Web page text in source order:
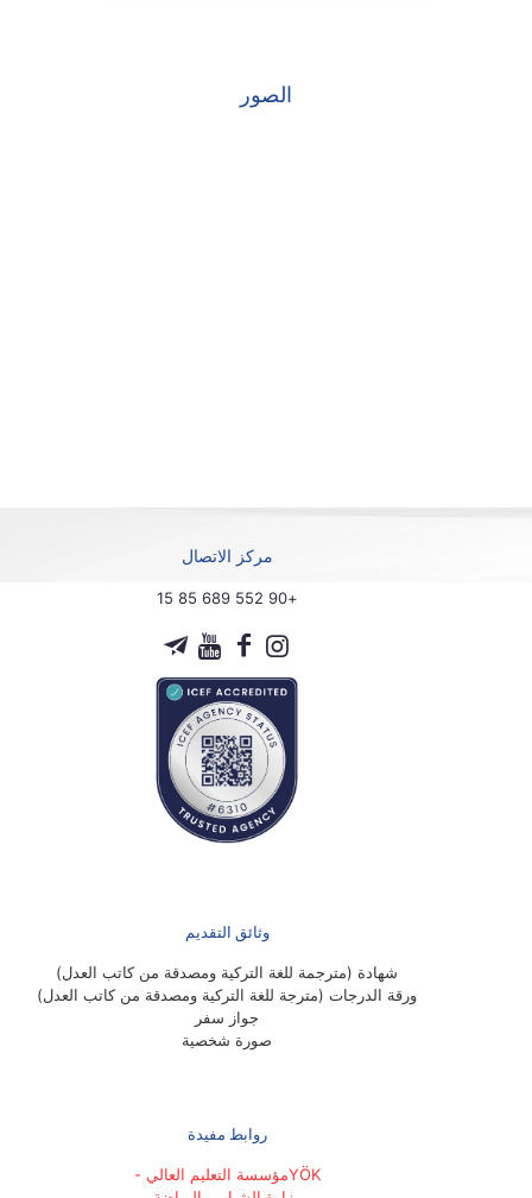
الصور
مركز الاتصال
+90 552 689 85 15
وثائق التقديم
شهادة (مترجمة للغة التركية ومصدقة من كاتب العدل)
ورقة الدرجات (مترجة للغة التركية ومصدقة من كاتب العدل)
جواز سفر
صورة شخصية
روابط مفيدة
YÖKمؤسسة التعليم العالي -